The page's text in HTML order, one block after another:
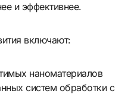
и эффективнее.
включают:
наноматериалов
систем обработки с